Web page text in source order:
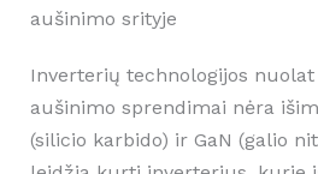
aušinimo srityje
Inverterių technologijos
aušinimo sprendimai nėra
(silicio karbido) ir GaN (galio